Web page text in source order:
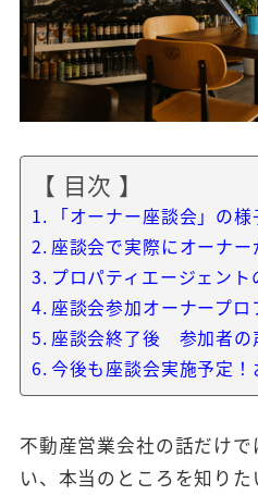
【 目次 】
「オーナー座談会」の様
座談会で実際にオーナ
プロパティエージェン
座談会参加オーナープロ
座談会終了後 参加者の
今後も座談会実施予定
不動産営業会社の話だけ
い、本当のところを知り